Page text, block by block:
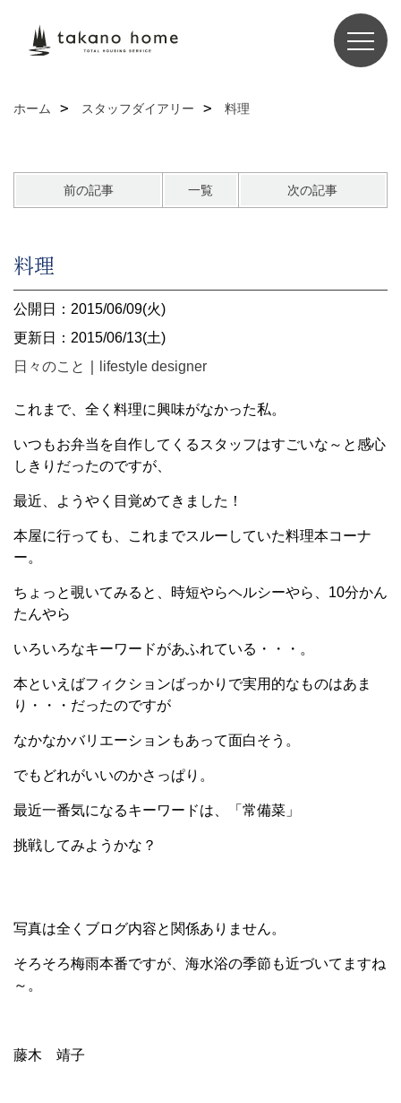
ホーム スタッフダイアリー 料理
前の記事 一覧 次の記事
料理
公開日：2015/06/09(火)
更新日：2015/06/13(土)
日々のこと
lifestyle designer
これまで、全く料理に興味がなかった私。
いつもお弁当を自作してくるスタッフはすごいな～と感心
しきりだったのですが、
最近、ようやく目覚めてきました！
本屋に行っても、これまでスルーしていた料理本コーナ
ー。
ちょっと覗いてみると、時短やらヘルシーやら、10分かん
たんやら
いろいろなキーワードがあふれている・・・。
本といえばフィクションばっかりで実用的なものはあま
り・・・だったのですが
なかなかバリエーションもあって面白そう。
でもどれがいいのかさっぱり。
最近一番気になるキーワードは、「常備菜」
挑戦してみようかな？
写真は全くブログ内容と関係ありません。
そろそろ梅雨本番ですが、海水浴の季節も近づいてますね
～。
藤木 靖子